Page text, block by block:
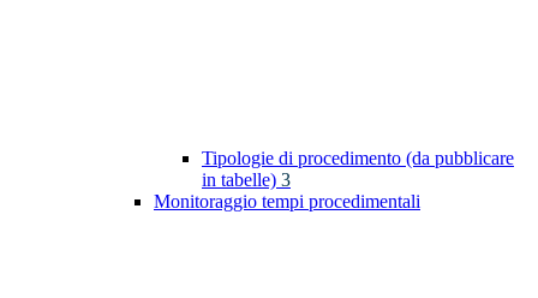
Tipologie di procedimento (da pubblicare
in tabelle) 3
Monitoraggio tempi procedimentali